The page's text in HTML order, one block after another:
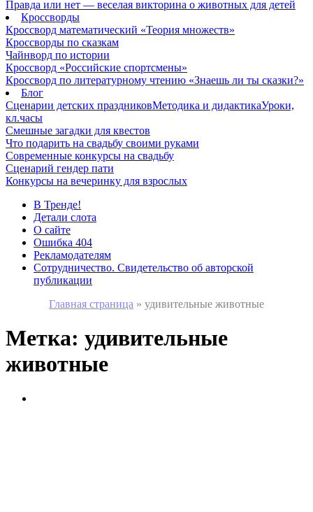
Правда или нет — веселая викторина о животных для детей
Кроссворды
Кроссворд математический «Теория множеств»
Кроссворды по сказкам
Чайнворд по истории
Кроссворд «Российские спортсмены»
Кроссворд по литературному чтению «Знаешь ли ты сказки?»
Блог
Сценарии детских праздниковМетодика и дидактикаУроки,
кл.часы
Смешные загадки для квестов
Что подарить на свадьбу своими руками
Современные конкурсы на свадьбу
Сценарий гендер пати
Конкурсы на вечеринку для взрослых
В Тренде!
Детали слота
О сайте
Ошибка 404
Рекламодателям
Сотрудничество. Свидетельство об авторской
публикации
Главная страница » удивительные животные
Метка: удивительные
животные